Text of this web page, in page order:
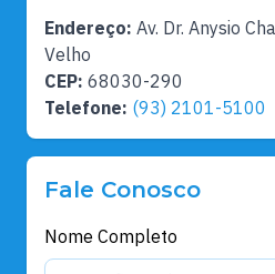
Endereço: Av. Dr. Anysio
Velho
CEP: 68030-290
Telefone: (93) 2101-5100
Fale Conosco
Nome Completo